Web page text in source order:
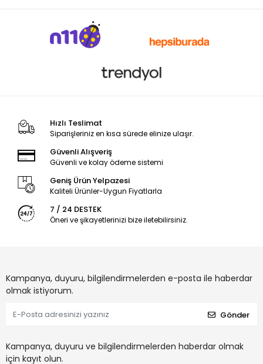
Hızlı Teslimat
Siparişleriniz en kısa sürede elinize ulaşır.
Güvenli Alışveriş
Güvenli ve kolay ödeme sistemi
Geniş Ürün Yelpazesi
Kaliteli Ürünler-Uygun Fiyatlarla
7 / 24 DESTEK
Öneri ve şikayetlerinizi bize iletebilirsiniz.
Kampanya, duyuru, bilgilendirmelerden e-posta ile haberdar
olmak istiyorum.
Gönder
Kampanya, duyuru ve bilgilendirmelerden haberdar olmak
için kayıt olun.